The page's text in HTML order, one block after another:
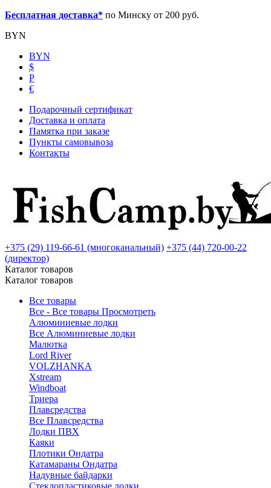
Бесплатная доставка* по Минску от 200 руб.
BYN
BYN
$
Р
€
Подарочный сертификат
Доставка и оплата
Памятка при заказе
Пункты самовывоза
Контакты
+375 (29) 119-66-61 (многоканальный) +375 (44) 720-00-22
(директор)
Каталог товаров
Каталог товаров
Все товары
Все - Все товары Просмотреть
Алюминиевые лодки
Все Алюминиевые лодки
Малютка
Lord River
VOLZHANKA
Xstream
Windboat
Триера
Плавсредства
Все Плавсредства
Лодки ПВХ
Каяки
Плотики Ондатра
Катамараны Ондатра
Надувные байдарки
Стеклопластиковые лодки